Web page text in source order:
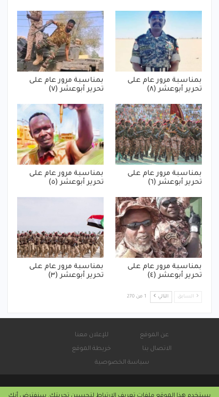
بمناسبة مرور عام على
تحرير أبوعشر (٨)
بمناسبة مرور عام على
تحرير أبوعشر (٧)
بمناسبة مرور عام على
تحرير أبوعشر (٦)
بمناسبة مرور عام على
تحرير أبوعشر (٥)
بمناسبة مرور عام على
تحرير أبوعشر (٤)
بمناسبة مرور عام على
تحرير أبوعشر (٣)
السابق التالي 1 من 270
عن الموقع
للإعلان معنا
الاتصال بنا
خريطة الموقع
سياسة الخصوصية